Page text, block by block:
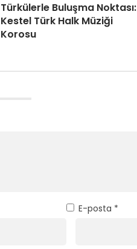
Türkülerle Buluşma Noktası:
Kestel Türk Halk Müziği
Korosu
E-posta *